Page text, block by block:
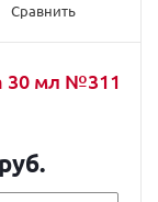
Сравнить
30 мл №311